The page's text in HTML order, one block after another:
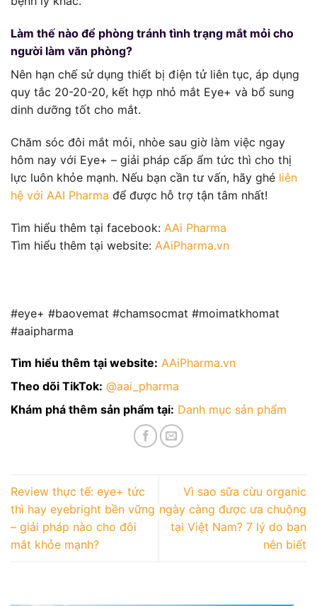
Làm thế nào để phòng tránh tình trạng mắt mỏi cho
người làm văn phòng?
Nên hạn chế sử dụng thiết bị điện tử liên tục, áp dụng
quy tắc 20-20-20, kết hợp nhỏ mắt Eye+ và bổ sung
dinh dưỡng tốt cho mắt.
Chăm sóc đôi mắt mỏi, nhòe sau giờ làm việc ngay
hôm nay với Eye+ – giải pháp cấp ẩm tức thì cho thị
lực luôn khỏe mạnh. Nếu bạn cần tư vấn, hãy ghé liên
hệ với AAI Pharma để được hỗ trợ tận tâm nhất!
Tìm hiểu thêm tại facebook: AAi Pharma
Tìm hiểu thêm tại website: AAiPharma.vn
#eye+ #baovemat #chamsocmat #moimatkhomat
#aaipharma
Tìm hiểu thêm tại website: AAiPharma.vn
Theo dõi TikTok: @aai_pharma
Khám phá thêm sản phẩm tại: Danh mục sản phẩm
Review thực tế: eye+ tức
thì hay eyebright bền vững
– giải pháp nào cho đôi
mắt khỏe mạnh?
Vì sao sữa cừu organic
ngày càng được ưa chuộng
tại Việt Nam? 7 lý do bạn
nên biết